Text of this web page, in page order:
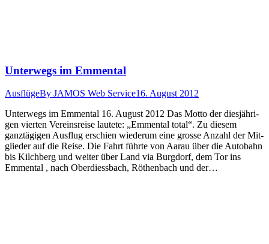
Unterwegs im Emmental
AusflügeBy JAMOS Web Service16. August 2012
Unter­wegs im Emmen­tal 16. August 2012 Das Mot­to der diesjähri­
gen vierten Vere­in­sreise lautete: „Emmen­tal total“. Zu diesem
ganztägi­gen Aus­flug erschien wiederum eine grosse Anzahl der Mit­
glieder auf die Reise. Die Fahrt führte von Aarau über die Auto­bahn
bis Kilch­berg und weit­er über Land via Burgdorf, dem Tor ins
Emmen­tal , nach Oberdiess­bach, Röthen­bach und der…